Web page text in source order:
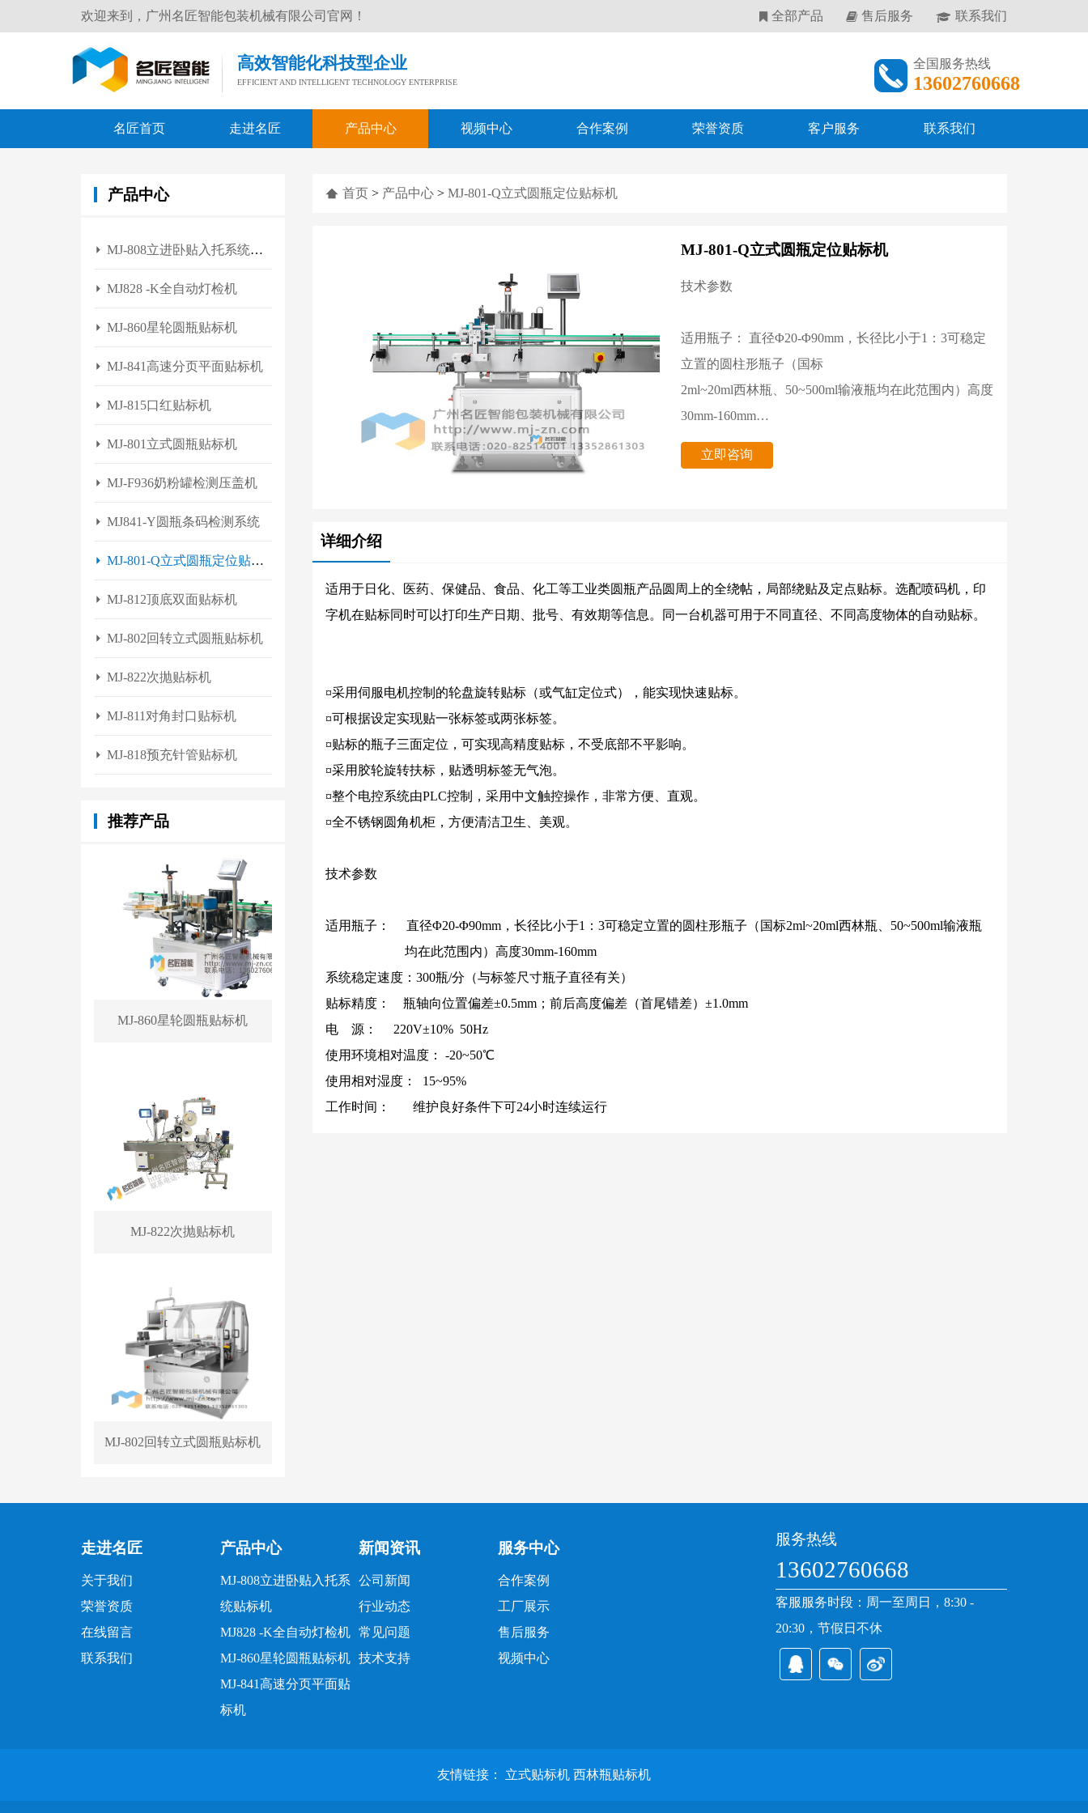
欢迎来到，广州名匠智能包装机械有限公司官网！ 全部产品 售后服务 联系我们
高效智能化科技型企业
EFFICIENT AND INTELLIGENT TECHNOLOGY ENTERPRISE
全国服务热线
13602760668
名匠首页 走进名匠 产品中心 视频中心 合作案例 荣誉资质 客户服务 联系我们
产品中心
MJ-808立进卧贴入托系统贴
标机MJ828 -K全自动灯检机
MJ-860星轮圆瓶贴标机
MJ-841高速分页平面贴标机
MJ-815口红贴标机
MJ-801立式圆瓶贴标机
MJ-F936奶粉罐检测压盖机
MJ841-Y圆瓶条码检测系统
MJ-801-Q立式圆瓶定位贴标
机 MJ-812顶底双面贴标机
MJ-802回转立式圆瓶贴标机
MJ-822次抛贴标机
MJ-811对角封口贴标机
MJ-818预充针管贴标机
推荐产品
MJ-860星轮圆瓶贴标机
MJ-822次抛贴标机
MJ-802回转立式圆瓶贴标机
首页> 产品中心> MJ-801-Q立式圆瓶定位贴标机
MJ-801-Q立式圆瓶定位贴标机
技术参数
适用瓶子： 直径Φ20-Φ90mm，长径比小于1：3可稳定
立置的圆柱形瓶子（国标
2ml~20ml西林瓶、50~500ml输液瓶均在此范围内）高度
30mm-160mm
系统稳定速度：300瓶/分（与标签尺寸瓶子直径有关）
贴标精度： 瓶轴向位置偏差±0.5mm；前后高度偏差
工作时间： 维护良好条件下可24小时连续运行
立即咨询
详细介绍
适用于日化、医药、保健品、食品、化工等工业类圆瓶产品圆周上的全绕帖，局部绕贴及定点贴标。选配喷码机，印
字机在贴标同时可以打印生产日期、批号、有效期等信息。同一台机器可用于不同直径、不同高度物体的自动贴标。
¤采用伺服电机控制的轮盘旋转贴标（或气缸定位式），能实现快速贴标。
¤可根据设定实现贴一张标签或两张标签。
¤贴标的瓶子三面定位，可实现高精度贴标，不受底部不平影响。
¤采用胶轮旋转扶标，贴透明标签无气泡。
¤整个电控系统由PLC控制，采用中文触控操作，非常方便、直观。
¤全不锈钢圆角机柜，方便清洁卫生、美观。
技术参数
适用瓶子： 直径Φ20-Φ90mm，长径比小于1：3可稳定立置的圆柱形瓶子（国标2ml~20ml西林瓶、50~500ml输液瓶
均在此范围内）高度30mm-160mm
系统稳定速度： 300瓶/分（与标签尺寸瓶子直径有关）
贴标精度：
瓶轴向位置偏差±0.5mm；前后高度偏差（首尾错差）±1.0mm
电 源： 220V±10% 50Hz
使用环境相对温度：
-20~50℃
使用相对湿度：
15~95%
工作时间：
维护良好条件下可24小时连续运行
走进名匠
关于我们
荣誉资质
在线留言
联系我们
产品中心
MJ-808立进卧贴入托系
统贴标机
MJ828 -K全自动灯检机
MJ-860星轮圆瓶贴标机
MJ-841高速分页平面贴
标机
新闻资讯
公司新闻
行业动态
常见问题
技术支持
服务中心
合作案例
工厂展示
售后服务
视频中心
服务热线
13602760668
客服服务时段：周一至周日，8:30 -
20:30，节假日不休
友情链接： 立式贴标机 西林瓶贴标机